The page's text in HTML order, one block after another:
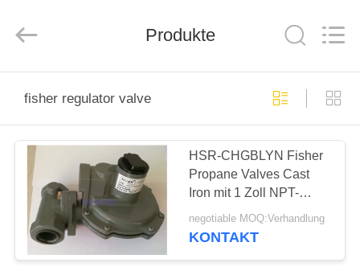
HAUSE
PRODUKTE
ÜBER
UNS
Ltd..
Produkte
fisher regulator valve
HSR-CHGBLYN Fisher
Propane Valves Cast
Iron mit 1 Zoll NPT-
Kugel-Körper
negotiable MOQ:Verhandlung
KONTAKT